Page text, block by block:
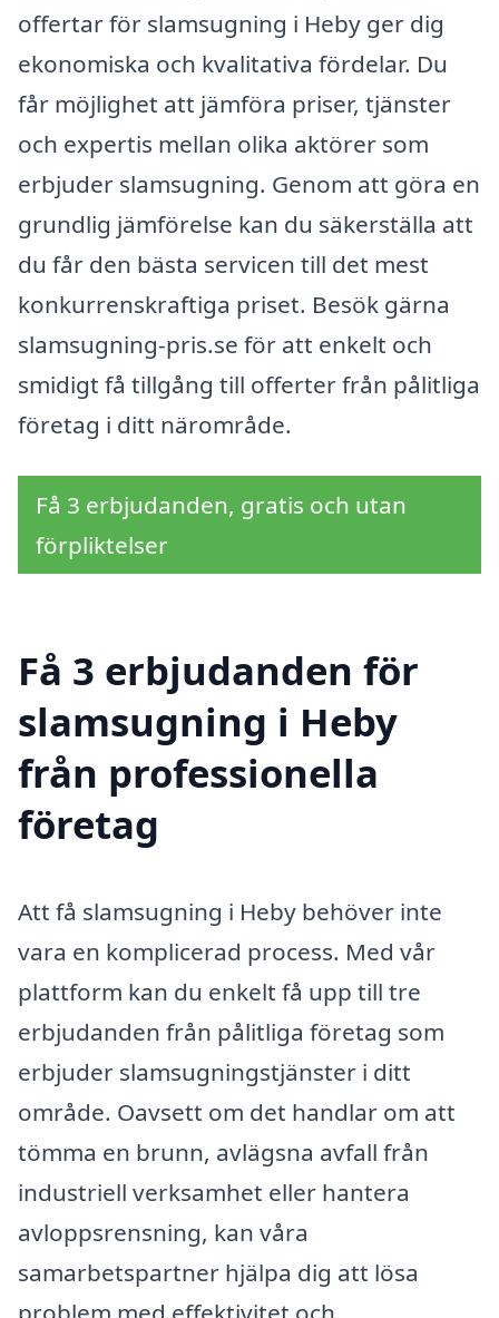
offertar för slamsugning i Heby ger dig
ekonomiska och kvalitativa fördelar. Du
får möjlighet att jämföra priser, tjänster
och expertis mellan olika aktörer som
erbjuder slamsugning. Genom att göra en
grundlig jämförelse kan du säkerställa att
du får den bästa servicen till det mest
konkurrenskraftiga priset. Besök gärna
slamsugning-pris.se för att enkelt och
smidigt få tillgång till offerter från pålitliga
företag i ditt närområde.
Få 3 erbjudanden, gratis och utan
förpliktelser
Få 3 erbjudanden för
slamsugning i Heby
från professionella
företag
Att få slamsugning i Heby behöver inte
vara en komplicerad process. Med vår
plattform kan du enkelt få upp till tre
erbjudanden från pålitliga företag som
erbjuder slamsugningstjänster i ditt
område. Oavsett om det handlar om att
tömma en brunn, avlägsna avfall från
industriell verksamhet eller hantera
avloppsrensning, kan våra
samarbetspartner hjälpa dig att lösa